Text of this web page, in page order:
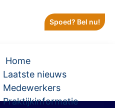
Spoed? Bel nu!
Home
Laatste nieuws
Medewerkers
Praktijkinformatie